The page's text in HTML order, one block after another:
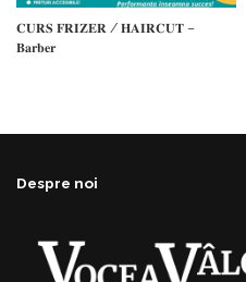
𝐂𝐔𝐑𝐒 𝐅𝐑𝐈𝐙𝐄𝐑 / 𝐇𝐀𝐈𝐑𝐂𝐔𝐓 –
𝐁𝐚𝐫𝐛𝐞𝐫
Despre noi